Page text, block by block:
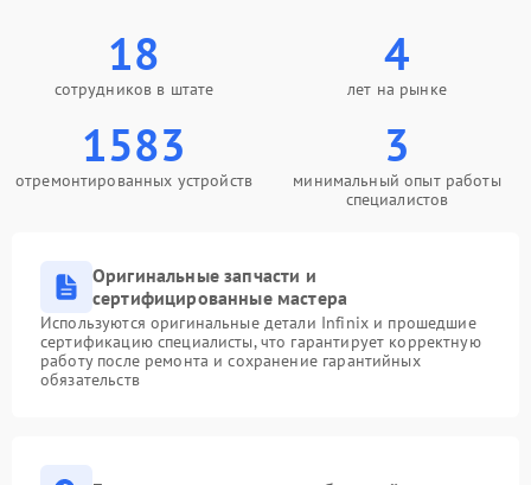
18
сотрудников в штате
4
лет на рынке
1583
отремонтированных устройств
3
минимальный опыт работы
специалистов
Оригинальные запчасти и
сертифицированные мастера
Используются оригинальные детали Infinix и прошедшие
сертификацию специалисты, что гарантирует корректную
работу после ремонта и сохранение гарантийных
обязательств